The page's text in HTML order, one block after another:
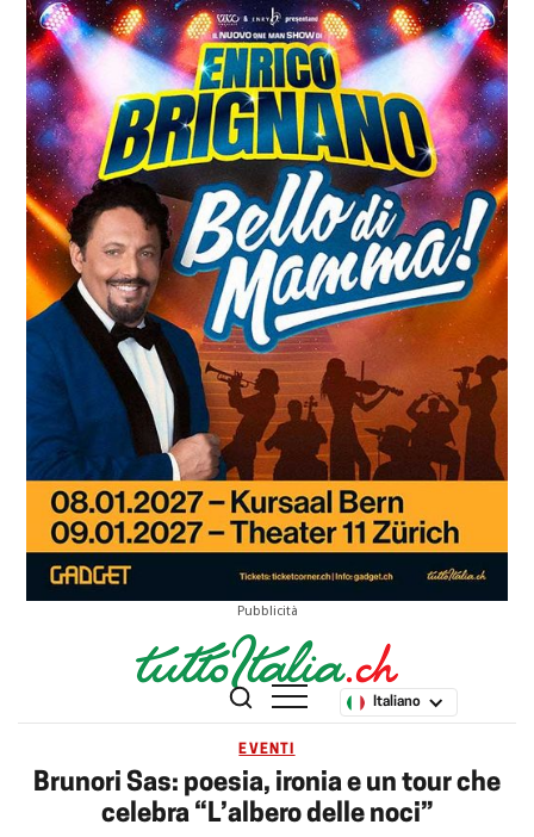
Pubblicità
Italiano
EVENTI
Brunori Sas: poesia, ironia e un tour che
celebra “L’albero delle noci”